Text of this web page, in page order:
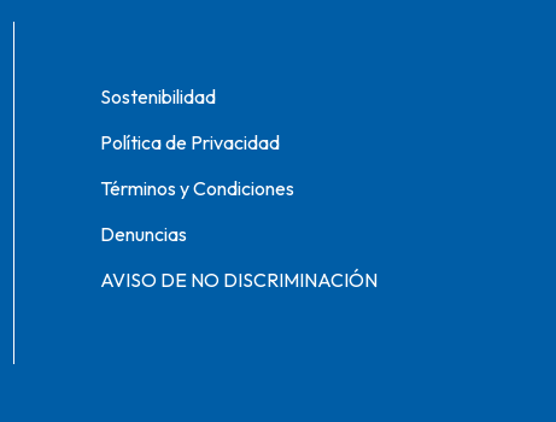
Sostenibilidad
Política de Privacidad
Términos y Condiciones
Denuncias
AVISO DE NO DISCRIMINACIÓN